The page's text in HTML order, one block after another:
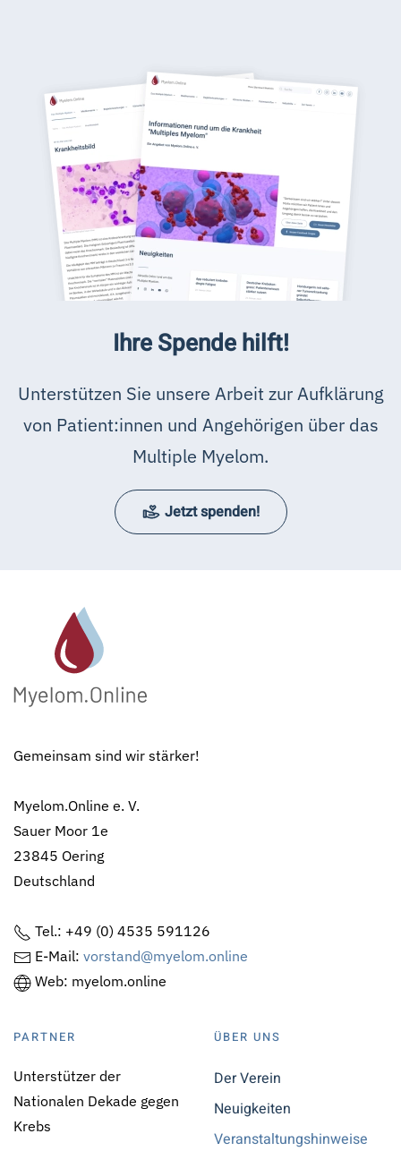
Ihre Spende hilft!
Unterstützen Sie unsere Arbeit zur Aufklärung
von Patient:innen und Angehörigen über das
Multiple Myelom.
Jetzt spenden!
Gemeinsam sind wir stärker!
Myelom.Online e. V.
Sauer Moor 1e
23845 Oering
Deutschland
Tel.: +49 (0) 4535 591126
E-Mail: vorstand@myelom.online
Web: myelom.online
PARTNER
Unterstützer der
Nationalen Dekade gegen
Krebs
ÜBER UNS
Der Verein
Neuigkeiten
Veranstaltungshinweise